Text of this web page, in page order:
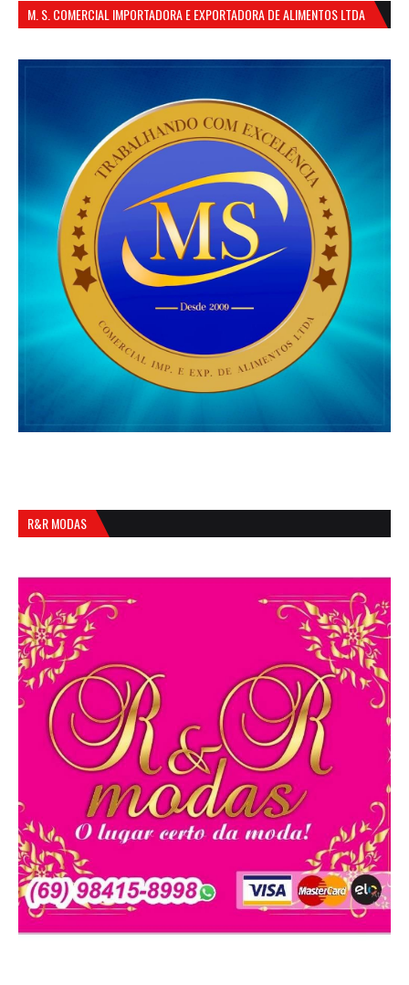
M. S. COMERCIAL IMPORTADORA E EXPORTADORA DE ALIMENTOS LTDA
R&R MODAS